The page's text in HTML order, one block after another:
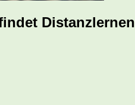
Distanzlernen